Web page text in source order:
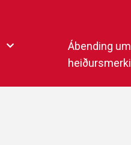
Ábending um
heiðursmerki